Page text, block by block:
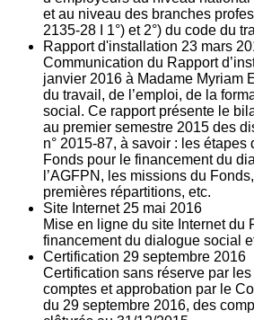
et au niveau des branches
2135‐28 I 1°) et 2°) du code du
Rapport d'installation 23 mars
Communication du Rapport
janvier 2016 à Madame Myriam
du travail, de l’emploi, de la
social. Ce rapport présente le
au premier semestre 2015 des
n° 2015-87, à savoir : les
Fonds pour le financement du
l’AGFPN, les missions du
premières répartitions, etc.
Site Internet 25 mai 2016
Mise en ligne du site Internet du
financement du dialogue social
Certification 29 septembre 2016
Certification sans réserve par
comptes et approbation par le
du 29 septembre 2016, des